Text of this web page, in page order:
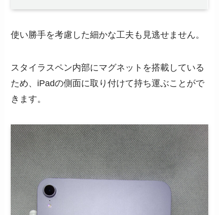
使い勝手を考慮した細かな工夫も見逃せません。
スタイラスペン内部にマグネットを搭載している
ため、iPadの側面に取り付けて持ち運ぶことがで
きます。